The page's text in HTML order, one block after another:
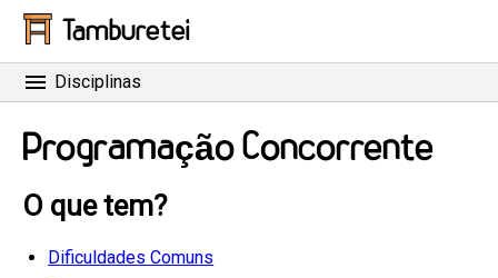
Tamburetei
Disciplinas
Programação Concorrente
O que tem?
Dificuldades Comuns